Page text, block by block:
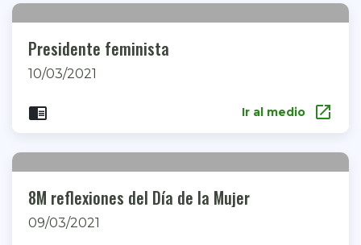
Presidente feminista
10/03/2021
chrome_reader_mode Ir al medio open_in_new
8M reflexiones del Día de la Mujer
09/03/2021